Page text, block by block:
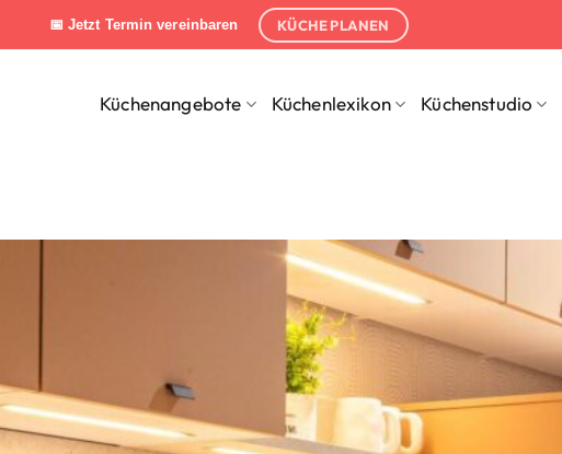
📅 Jetzt Termin vereinbaren KÜCHE PLANEN
Küchenangebote Küchenlexikon Küchenstudio